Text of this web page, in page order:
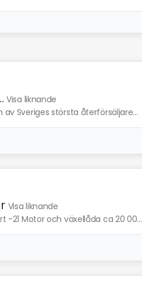
Visa liknande
Sveriges största återförsäljare...
Visa liknande
-21 Motor och växellåda ca 20 00...